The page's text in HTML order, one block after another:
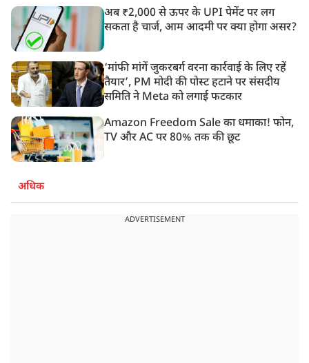
अब ₹2,000 से ऊपर के UPI पेमेंट पर लग
सकता है चार्ज, आम आदमी पर क्या होगा असर?
‘मांफी मांगें जुकरबर्ग वरना कार्रवाई के लिए रहें
तैयार’, PM मोदी की पोस्ट हटाने पर संसदीय
समिति ने Meta को लगाई फटकार
Amazon Freedom Sale का धमाका! फोन,
TV और AC पर 80% तक की छूट
अधिक
ADVERTISEMENT